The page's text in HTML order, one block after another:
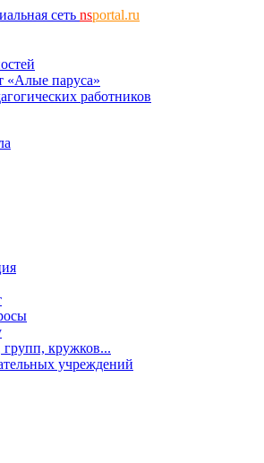
сеть nsportal.ru
«Алые паруса»
работников
кружков...
учреждений